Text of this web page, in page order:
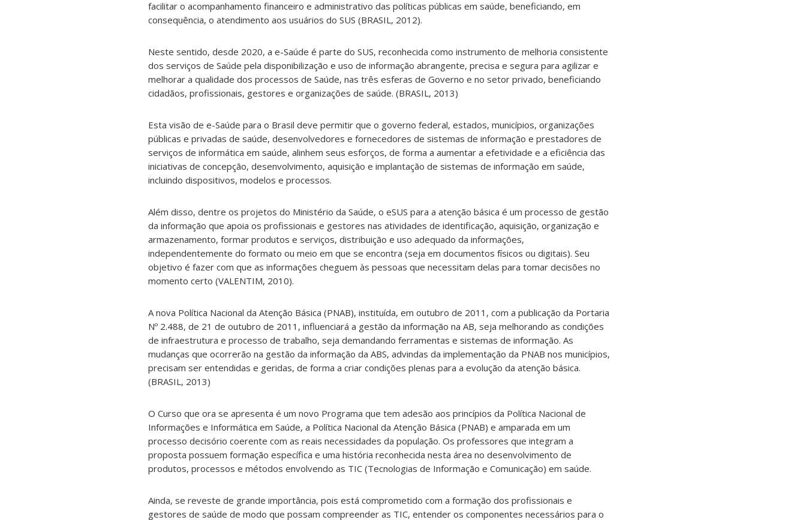
facilitar o acompanhamento financeiro e administrativo das políticas públicas em saúde, beneficiando, em
consequência, o atendimento aos usuários do SUS (BRASIL, 2012).
Neste sentido, desde 2020, a e-Saúde é parte do SUS, reconhecida como instrumento de melhoria consistente
dos serviços de Saúde pela disponibilização e uso de informação abrangente, precisa e segura para agilizar e
melhorar a qualidade dos processos de Saúde, nas três esferas de Governo e no setor privado, beneficiando
cidadãos, profissionais, gestores e organizações de saúde. (BRASIL, 2013)
Esta visão de e-Saúde para o Brasil deve permitir que o governo federal, estados, municípios, organizações
públicas e privadas de saúde, desenvolvedores e fornecedores de sistemas de informação e prestadores de
serviços de informática em saúde, alinhem seus esforços, de forma a aumentar a efetividade e a eficiência das
iniciativas de concepção, desenvolvimento, aquisição e implantação de sistemas de informação em saúde,
incluindo dispositivos, modelos e processos.
Além disso, dentre os projetos do Ministério da Saúde, o eSUS para a atenção básica é um processo de gestão
da informação que apoia os profissionais e gestores nas atividades de identificação, aquisição, organização e
armazenamento, formar produtos e serviços, distribuição e uso adequado da informações,
independentemente do formato ou meio em que se encontra (seja em documentos físicos ou digitais). Seu
objetivo é fazer com que as informações cheguem às pessoas que necessitam delas para tomar decisões no
momento certo (VALENTIM, 2010).
A nova Política Nacional da Atenção Básica (PNAB), instituída, em outubro de 2011, com a publicação da Portaria
Nº 2.488, de 21 de outubro de 2011, influenciará a gestão da informação na AB, seja melhorando as condições
de infraestrutura e processo de trabalho, seja demandando ferramentas e sistemas de informação. As
mudanças que ocorrerão na gestão da informação da ABS, advindas da implementação da PNAB nos municípios,
precisam ser entendidas e geridas, de forma a criar condições plenas para a evolução da atenção básica.
(BRASIL, 2013)
O Curso que ora se apresenta é um novo Programa que tem adesão aos princípios da Política Nacional de
Informações e Informática em Saúde, a Política Nacional da Atenção Básica (PNAB) e amparada em um
processo decisório coerente com as reais necessidades da população. Os professores que integram a
proposta possuem formação específica e uma história reconhecida nesta área no desenvolvimento de
produtos, processos e métodos envolvendo as TIC (Tecnologias de Informação e Comunicação) em saúde.
Ainda, se reveste de grande importância, pois está comprometido com a formação dos profissionais e
gestores de saúde de modo que possam compreender as TIC, entender os componentes necessários para o